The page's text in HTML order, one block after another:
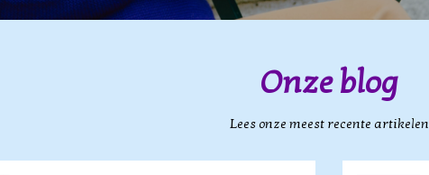
Onze blog
Lees onze meest recente artikelen